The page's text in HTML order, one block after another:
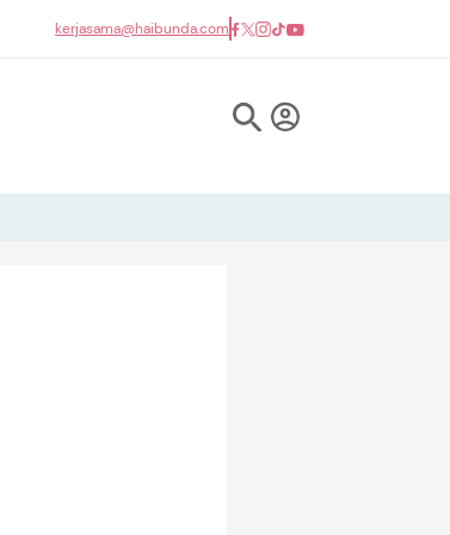
kerjasama@haibunda.com